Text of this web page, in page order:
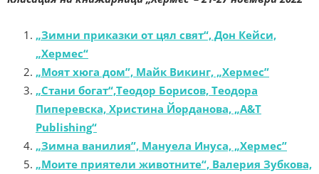
„Зимни приказки от цял свят“, Дон Кейси,
„Хермес“
„Моят хюга дом”, Майк Викинг, „Хермес”
„Стани богат“,Теодор Борисов, Теодора
Пиперевска, Христина Йорданова, „A&T
Publishing“
„Зимна ванилия”, Мануела Инуса, „Хермес”
„Моите приятели животните“, Валерия Зубкова,